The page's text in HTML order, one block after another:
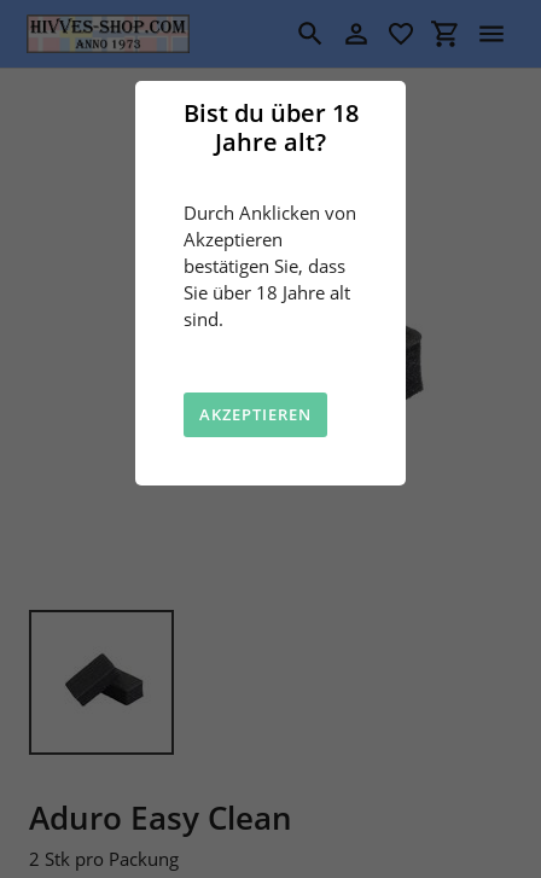
Bist du über 18
Jahre alt?
Durch Anklicken von
Akzeptieren
bestätigen Sie, dass
Sie über 18 Jahre alt
sind.
AKZEPTIEREN
Direkt
zum
Inhalt
SuchenEinloggen
Aduro Easy Clean
2 Stk pro Packung